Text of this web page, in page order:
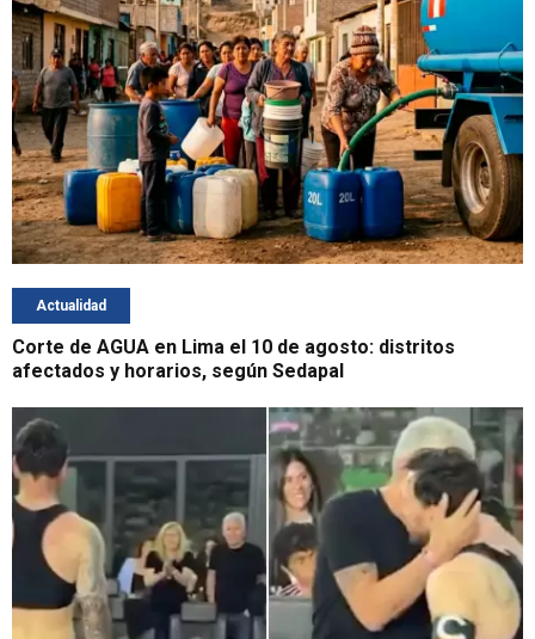
Actualidad
Corte de AGUA en Lima el 10 de agosto: distritos
afectados y horarios, según Sedapal